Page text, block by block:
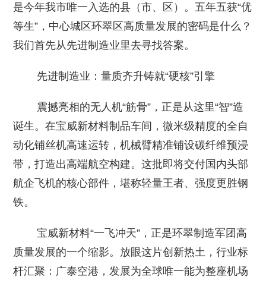
是今年我市唯一入选的县（市、区）。五年五获“优
等生”，中心城区环翠区高质量发展的密码是什么？
我们首先从先进制造业里去寻找答案。
先进制造业：量质齐升铸就“硬核”引擎
震撼亮相的无人机“筋骨”，正是从这里“智”造
诞生。在宝威新材料制品车间，微米级精度的全自
动化铺丝机高速运转，机械臂精准铺设碳纤维预浸
带，打造出高端航空构建。这批即将交付国内头部
航企飞机的核心部件，堪称轻量王者、强度更胜钢
铁。
宝威新材料“一飞冲天”，正是环翠制造军团高
质量发展的一个缩影。放眼这片创新热土，行业标
杆汇聚：广泰空港，发展为全球唯一能为整座机场